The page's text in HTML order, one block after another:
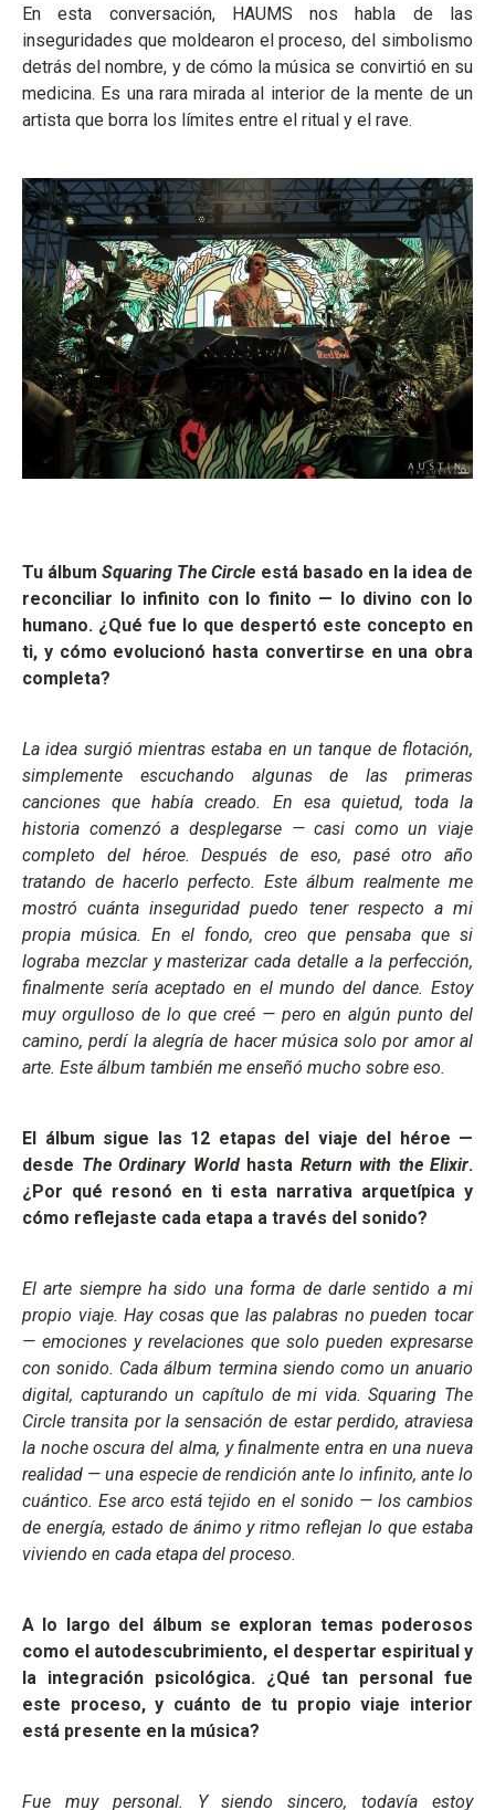
En esta conversación, HAUMS nos habla de las
inseguridades que moldearon el proceso, del simbolismo
detrás del nombre, y de cómo la música se convirtió en su
medicina. Es una rara mirada al interior de la mente de un
artista que borra los límites entre el ritual y el rave.
Tu álbumSquaring The Circle está basado en la idea de
reconciliar lo infinito con lo finito — lo divino con lo
humano. ¿Qué fue lo que despertó este concepto en
ti, y cómo evolucionó hasta convertirse en una obra
completa?
La idea surgió mientras estaba en un tanque de flotación,
simplemente escuchando algunas de las primeras
canciones que había creado. En esa quietud, toda la
historia comenzó a desplegarse — casi como un viaje
completo del héroe. Después de eso, pasé otro año
tratando de hacerlo perfecto. Este álbum realmente me
mostró cuánta inseguridad puedo tener respecto a mi
propia música. En el fondo, creo que pensaba que si
lograba mezclar y masterizar cada detalle a la perfección,
finalmente sería aceptado en el mundo del dance. Estoy
muy orgulloso de lo que creé — pero en algún punto del
camino, perdí la alegría de hacer música solo por amor al
arte. Este álbum también me enseñó mucho sobre eso.
El álbum sigue las 12 etapas del viaje del héroe —
desde The Ordinary Worldhasta Return with the Elixir.
¿Por qué resonó en ti esta narrativa arquetípica y
cómo reflejaste cada etapa a través del sonido?
El arte siempre ha sido una forma de darle sentido a mi
propio viaje. Hay cosas que las palabras no pueden tocar
— emociones y revelaciones que solo pueden expresarse
con sonido. Cada álbum termina siendo como un anuario
digital, capturando un capítulo de mi vida. Squaring The
Circle transita por la sensación de estar perdido, atraviesa
la noche oscura del alma, y finalmente entra en una nueva
realidad — una especie de rendición ante lo infinito, ante lo
cuántico. Ese arco está tejido en el sonido — los cambios
de energía, estado de ánimo y ritmo reflejan lo que estaba
viviendo en cada etapa del proceso.
A lo largo del álbum se exploran temas poderosos
como el autodescubrimiento, el despertar espiritual y
la integración psicológica. ¿Qué tan personal fue
este proceso, y cuánto de tu propio viaje interior
está presente en la música?
Fue muy personal. Y siendo sincero, todavía estoy